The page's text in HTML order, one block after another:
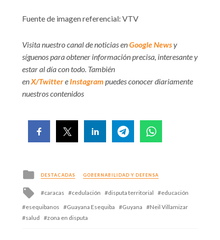
Fuente de imagen referencial: VTV
Visita nuestro canal de noticias enGoogle Newsy
síguenos para obtener información precisa, interesante y
estar al día con todo. También
enX/Twittere Instagram puedes conocer diariamente
nuestros contenidos
Posted
in
DESTACADAS GOBERNABILIDAD Y DEFENSA
Tagged
caracas cedulación disputa territorial
educación
esequibanos
Guayana Esequiba Guyana
Neil Villamizar
salud
zona en disputa